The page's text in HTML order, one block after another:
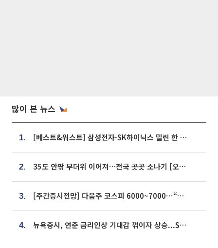
많이 본 뉴스
1. [베스트&워스트] 삼성전자·SK하이닉스 밀린 한 주…상상인증권은 85% 급등
2. 35도 안팎 무더위 이어져…전국 곳곳 소나기 [오늘 날씨]
3. [주간증시전망] 다음주 코스피 6000~7000⋯“外人 수급은 정책이 변수”
4. 뉴욕증시, 연준 금리인상 기대감 꺾이자 상승...S&P500 사상 최고치 [종합]